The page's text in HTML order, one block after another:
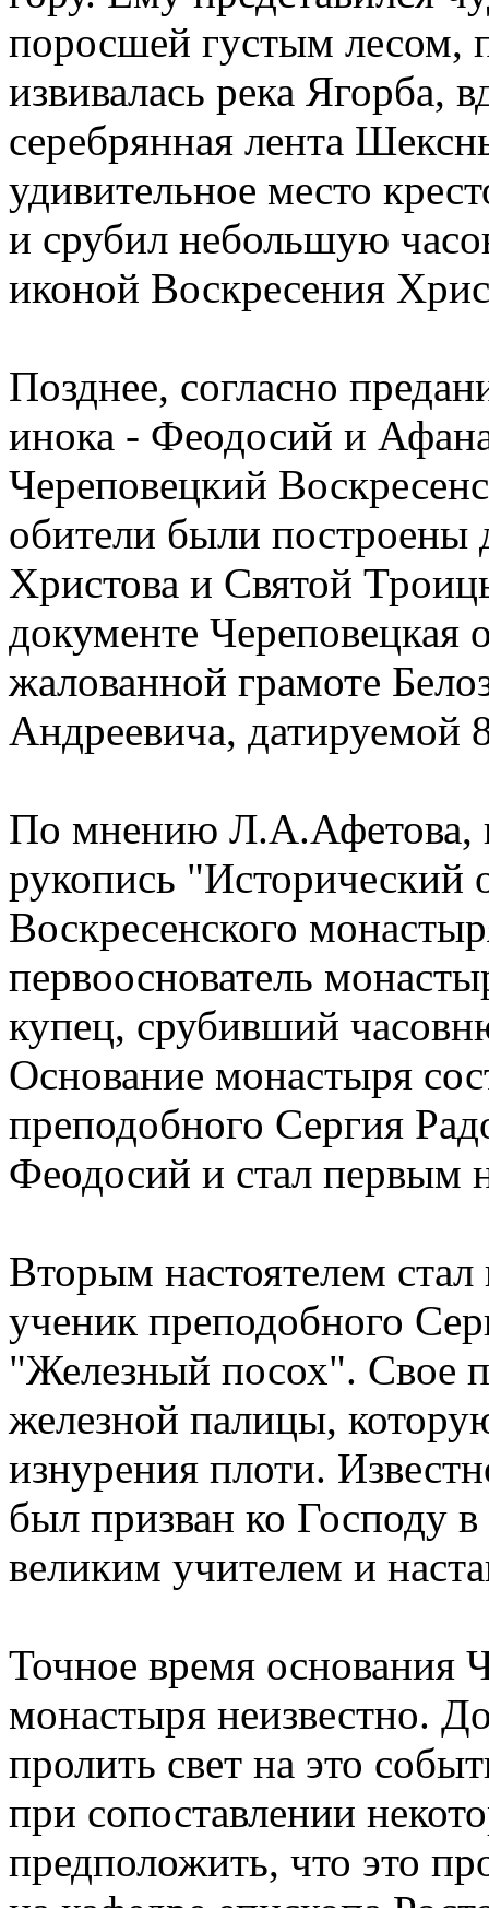
поросшей густым лесом,
извивалась река Ягорба,
серебрянная лента
удивительное место
и срубил небольшую
иконой Воскресения
Позднее, согласно
инока - Феодосий и
Череповецкий
обители были построены
Христова и Святой
документе Череповецкая
жалованной грамоте
Андреевича, датируемой
По мнению Л.А.Афетова,
рукопись "Исторический
Воскресенского
первооснователь
купец, срубивший
Основание монастыря
преподобного Сергия
Феодосий и стал первым
Вторым настоятелем
ученик преподобного
"Железный посох". Свое
железной палицы,
изнурения плоти.
был призван ко Господу
великим учителем и
Точное время основания
монастыря неизвестно.
пролить свет на это
при сопоставлении
предположить, что это